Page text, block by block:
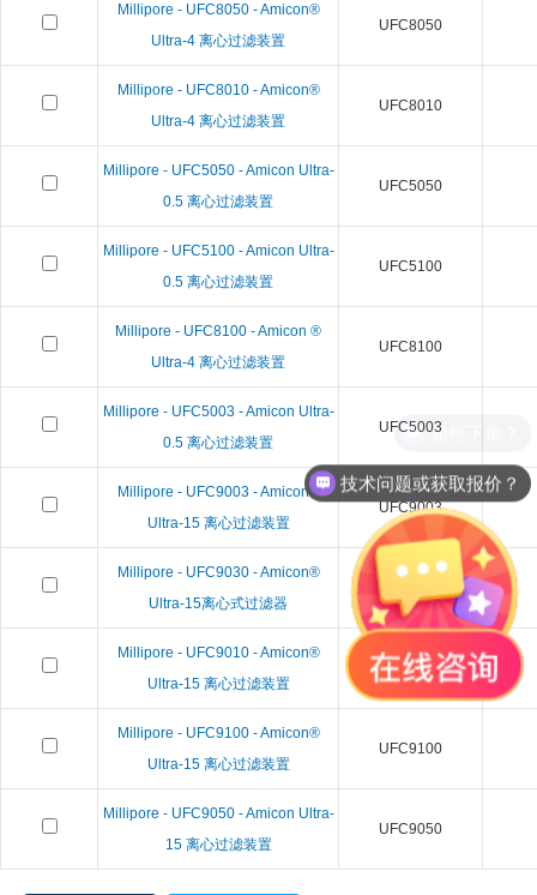
Berry & Associates Zedira
LGC Maine Standards
Millipore - UFC8050 - Amicon®
Ultra-4 离心过滤装置
UFC8050
Millipore - UFC8010 - Amicon®
Ultra-4 离心过滤装置
UFC8010
Millipore - UFC5050 - Amicon Ultra-
0.5 离心过滤装置
UFC5050
Millipore - UFC5100 - Amicon Ultra-
0.5 离心过滤装置
UFC5100
Millipore - UFC8100 - Amicon ®
Ultra-4 离心过滤装置
UFC8100
Millipore - UFC5003 - Amicon Ultra-
0.5 离心过滤装置
UFC5003
Millipore - UFC9003 - Amicon®
Ultra-15 离心过滤装置
UFC9003
Millipore - UFC9030 - Amicon®
Ultra-15离心式过滤器
UFC9030
Millipore - UFC9010 - Amicon®
Ultra-15 离心过滤装置
UFC9010
Millipore - UFC9100 - Amicon®
Ultra-15 离心过滤装置
UFC9100
Millipore - UFC9050 - Amicon Ultra-
15 离心过滤装置
UFC9050
技术问题或获取报价？
如何下单？